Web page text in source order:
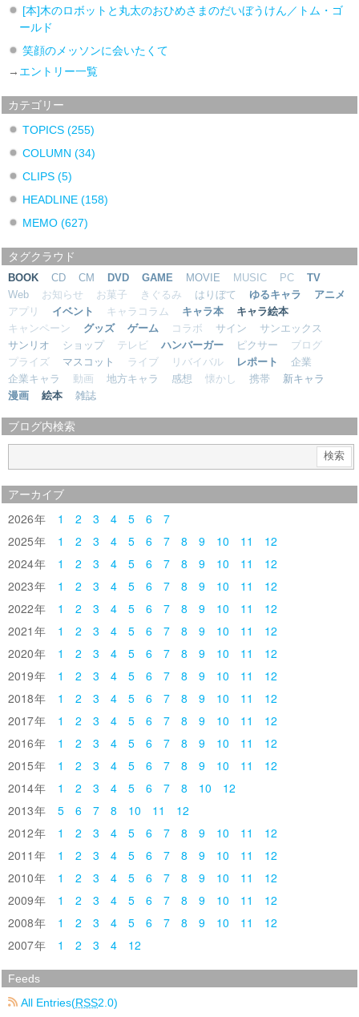
[本]木のロボットと丸太のおひめさまのだいぼうけん／トム・ゴ
ールド
笑顔のメッソンに会いたくて
→ エントリー一覧
カテゴリー
TOPICS (255)
COLUMN (34)
CLIPS (5)
HEADLINE (158)
MEMO (627)
タグクラウド
BOOK CD CM DVD GAME MOVIE MUSIC PC
TV
Web
お知らせ お菓子 きぐるみ はりぼて ゆるキャラ
アニメ
アプリ
イベント キャラコラム キャラ本
キャラ絵本
キャンペーン
グッズ ゲーム コラボ サイン
サンエックス
サンリオ
ショップ テレビ ハンバーガー ピクサー
ブログ
プライズ
マスコット ライブ リバイバル レポート
企業
企業キャラ
動画 地方キャラ 感想 懐かし 携帯
新キャラ
漫画
絵本 雑誌
ブログ内検索
アーカイブ
2026 1 2 3 4 5 6
7
2025
1 2 3 4 5 6 7 8 9 10 11
12
2024
1 2 3 4 5 6 7 8 9 10 11
12
2023
1 2 3 4 5 6 7 8 9 10 11
12
2022
1 2 3 4 5 6 7 8 9 10 11
12
2021
1 2 3 4 5 6 7 8 9 10 11
12
2020
1 2 3 4 5 6 7 8 9 10 11
12
2019
1 2 3 4 5 6 7 8 9 10 11
12
2018
1 2 3 4 5 6 7 8 9 10 11
12
2017
1 2 3 4 5 6 7 8 9 10 11
12
2016
1 2 3 4 5 6 7 8 9 10 11
12
2015
1 2 3 4 5 6 7 8 9 10 11
12
2014
1 2 3 4 5 6 7 8 10
12
2013
5 6 7 8 10 11
12
2012
1 2 3 4 5 6 7 8 9 10 11
12
2011
1 2 3 4 5 6 7 8 9 10 11
12
2010
1 2 3 4 5 6 7 8 9 10 11
12
2009
1 2 3 4 5 6 7 8 9 10 11
12
2008
1 2 3 4 5 6 7 8 9 10 11
12
2007
1 2 3 4 12
Feeds
All Entries(RSS2.0)